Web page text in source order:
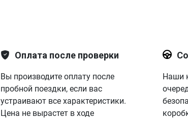
Оплата после проверки
Вы производите оплату после
пробной поездки, если вас
устраивают все характеристики.
Цена не вырастет в ходе
Наши